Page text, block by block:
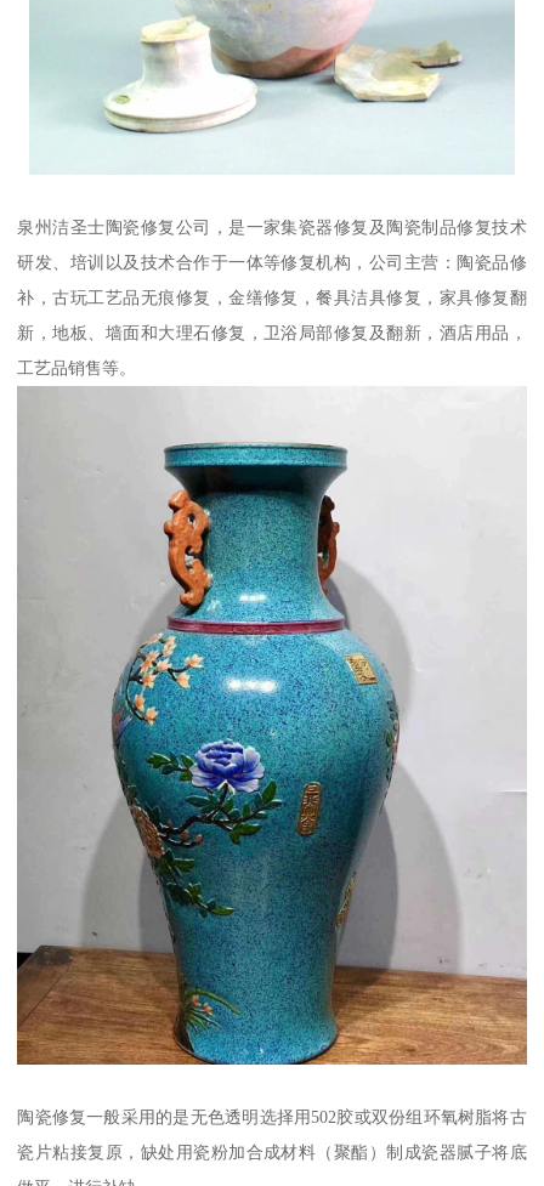
泉州洁圣士陶瓷修复公司，是一家集瓷器修复及陶瓷制品修复技术
研发、培训以及技术合作于一体等修复机构，公司主营：陶瓷品修
补，古玩工艺品无痕修复，金缮修复，餐具洁具修复，家具修复翻
新，地板、墙面和大理石修复，卫浴局部修复及翻新，酒店用品，
工艺品销售等。
陶瓷修复一般采用的是无色透明选择用502胶或双份组环氧树脂将古
瓷片粘接复原，缺处用瓷粉加合成材料（聚酯）制成瓷器腻子将底